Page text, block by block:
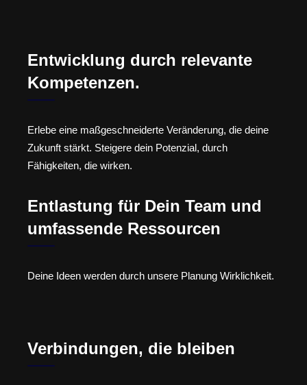
Entwicklung durch relevante
Kompetenzen.
Erlebe eine maßgeschneiderte Veränderung, die deine
Zukunft stärkt. Steigere dein Potenzial, durch
Fähigkeiten, die wirken.
Entlastung für Dein Team und
umfassende Ressourcen
Deine Ideen werden durch unsere Planung Wirklichkeit.
Verbindungen, die bleiben